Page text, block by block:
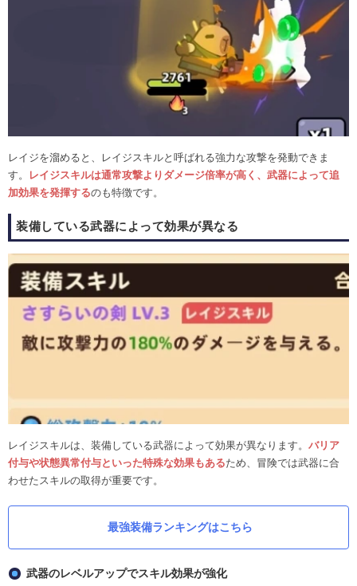
レイジを溜めると、レイジスキルと呼ばれる強力な攻撃を発動できま
す。
レイジスキルは通常攻撃よりダメージ倍率が高く、武器によって追
加効果を発揮するのも特徴です。
装備している武器によって効果が異なる
レイジスキルは、装備している武器によって効果が異なります。 バリア
付与や状態異常付与といった特殊な効果もあるため、冒険では武器に合
わせたスキルの取得が重要です。
最強装備ランキングはこちら
武器のレベルアップでスキル効果が強化